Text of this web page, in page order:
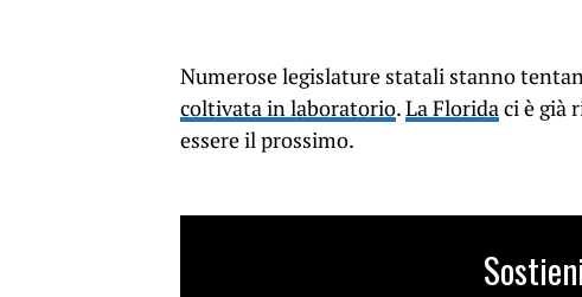
Numerose legislature statali stanno
coltivata in laboratorio.La Floridaci è già
essere il prossimo.